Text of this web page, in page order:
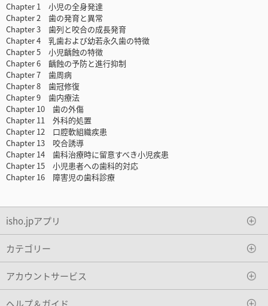
Chapter 1 小児の全身発達
Chapter 2 歯の発育と異常
Chapter 3 歯列と咬合の成長発育
Chapter 4 乳歯および幼若永久歯の特徴
Chapter 5 小児齲蝕の特徴
Chapter 6 齲蝕の予防と進行抑制
Chapter 7 歯周病
Chapter 8 歯冠修復
Chapter 9 歯内療法
Chapter 10 歯の外傷
Chapter 11 外科的処置
Chapter 12 口腔軟組織疾患
Chapter 13 咬合誘導
Chapter 14 歯科治療時に留意すべき小児疾患
Chapter 15 小児患者への歯科的対応
Chapter 16 障害児の歯科診療
isho.jpアプリ
カテゴリー
アカウントサービス
ヘルプ＆ガイド